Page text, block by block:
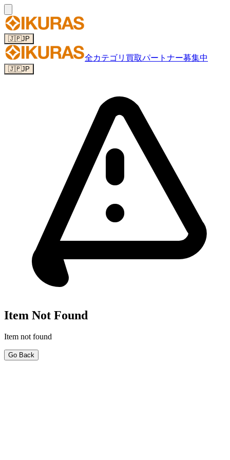
🇯🇵JP
全カテゴリ 買取パートナー募集中
🇯🇵JP
Item Not Found
Item not found
Go Back